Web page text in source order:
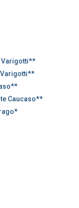
Varigotti**
Varigotti**
Caucaso**